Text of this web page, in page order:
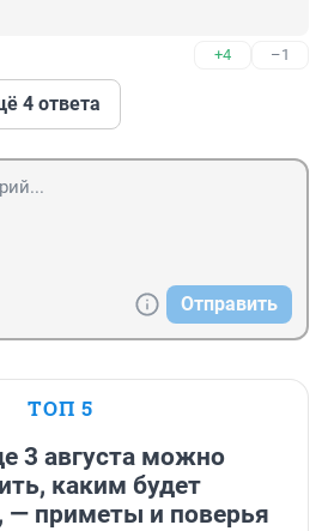
+4 –1
4 ответа
Отправить
ТОП 5
3 августа можно
каким будет
— приметы и поверья